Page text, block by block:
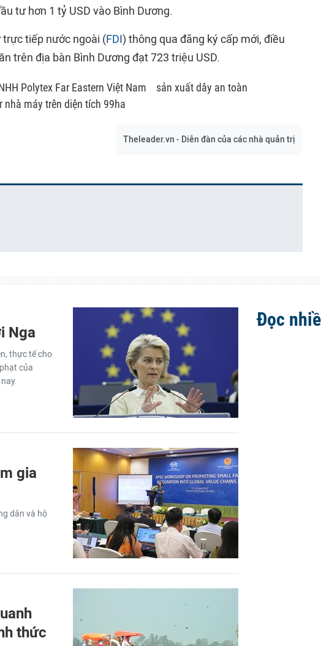
tư hơn 1 tỷ USD vào Bình Dương.
tiếp nước ngoài (FDI) thông qua đăng ký cấp mới, điều
trên địa bàn Bình Dương đạt 723 triệu USD.
Polytex Far Eastern Việt Nam
sản xuất dây an toàn
nhà máy trên diện tích 99ha
Theleader.vn - Diễn đàn của các nhà quản trị
Nga
thực tế cho
của
gia
dân và hộ
thức
Đọc